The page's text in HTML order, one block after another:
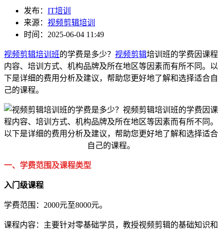
发布： IT培训
来源： 视频剪辑培训
时间：2025-06-04 11:49
视频剪辑培训班的学费是多少？ 视频剪辑培训班的学费因课程
内容、培训方式、机构品牌及所在地区等因素而有所不同。以
下是详细的费用分析及建议，帮助您更好地了解和选择适合自
己的课程。
一、学费范围及课程类型
入门级课程
学费范围：2000元至8000元。
课程内容：主要针对零基础学员，教授视频剪辑的基础知识和